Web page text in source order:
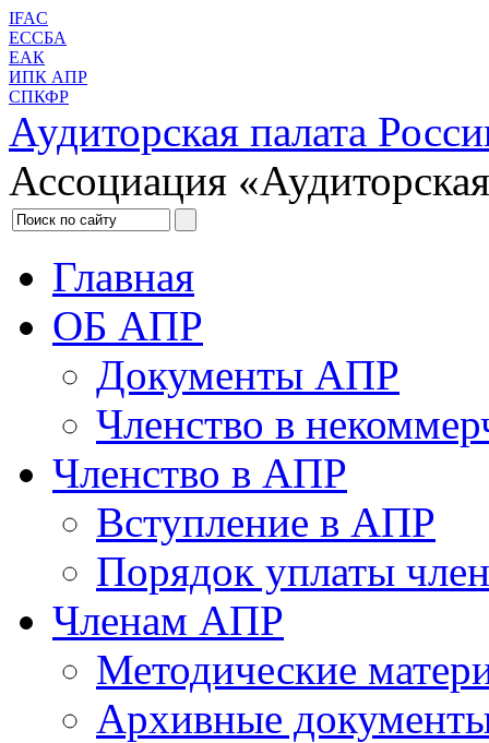
IFAC
ЕССБА
ЕАК
ИПК АПР
СПКФР
Аудиторская палата
Ассоциация
Главная
ОБ АПР
Документы АПР
Членство в
Членство в АПР
Вступление в АПР
Порядок уплаты
Членам АПР
Методические
Архивные